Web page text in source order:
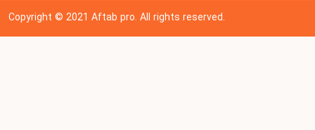
Copyright © 202 1Aftab pro. All rights reserved.